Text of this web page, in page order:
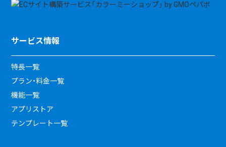
サービス情報
特長一覧
プラン・料金一覧
機能一覧
アプリストア
テンプレート一覧